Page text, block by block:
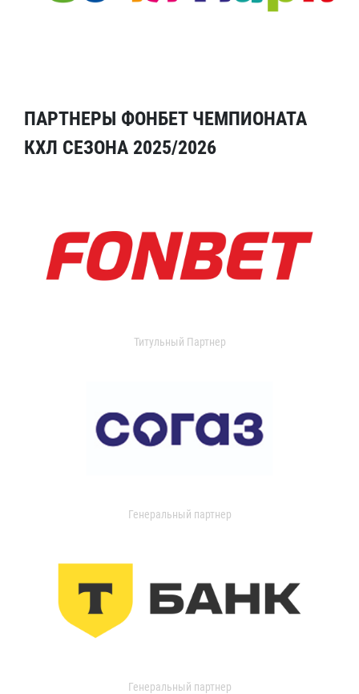
ПАРТНЕРЫ ФОНБЕТ ЧЕМПИОНАТА
КХЛ СЕЗОНА 2025/2026
Титульный Партнер
Генеральный партнер
Генеральный партнер